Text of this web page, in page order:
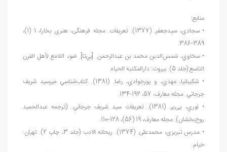
منابع:
• سجادی، سیدجعفر. (1377). تعریفات. مجله فرهنگی، هنری بخارا، 1 (1)،
389-386.
• سخاوي، شمسالدين محمد بن عبدالرحمن. [بيتا]. ضوء اللامع لأهل القرن
التاسع (جلد 5). بيروت: دارالمكتبه الحياه.
• شكيبانيا، مهدي، و پورجوادي، رضا. (1381). كتاب
شناسي ميرسيد شريف
جرجاني. مجله معارف، 57، 192-134.
• لوري، پی
یر. (1381). تعريفات سيد شريف جرجاني. (ترجمه عبدالحميد
روحبخشان). مجله معارف، 19 (56)، 128-110.
• مدرس تبریزی، محمدعلی. (1374). ریحانه الادب (جلد 3، چاپ 2). تهران:
خیام.